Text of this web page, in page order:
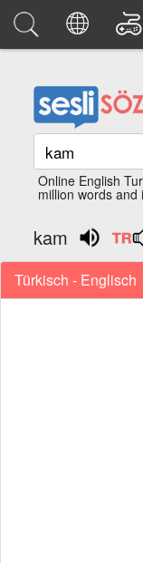
Online English
million words and
kam
Türkisch - Englisch